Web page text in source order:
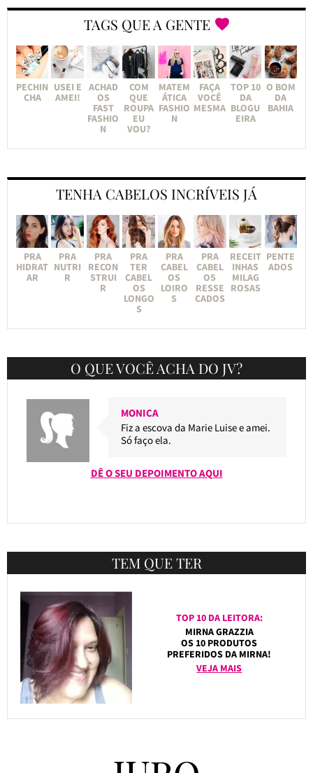
TAGS QUE A GENTE
PECHIN
CHA
USEI E
AMEI!
ACHAD
OS
FAST
FASHIO
N
COM
QUE
ROUPA
EU
VOU?
MATEM
ÁTICA
FASHIO
N
FAÇA
VOCÊ
MESMA
TOP 10
DA
BLOGU
EIRA
O BOM
DA
BAHIA
TENHA CABELOS INCRÍVEIS JÁ
PRA
HIDRAT
AR
PRA
NUTRI
R
PRA
RECON
STRUI
R
PRA
TER
CABEL
OS
LONGO
S
PRA
CABEL
OS
LOIRO
S
PRA
CABEL
OS
RESSE
CADOS
RECEIT
INHAS
MILAG
ROSAS
PENTE
ADOS
O QUE VOCÊ ACHA DO JV?
MONICA
Fiz a escova da Marie Luise e amei.
Só faço ela.
DÊ O SEU DEPOIMENTO AQUI
TEM QUE TER
TOP 10 DA LEITORA:
MIRNA GRAZZIA
OS 10 PRODUTOS
PREFERIDOS DA MIRNA!
VEJA MAIS